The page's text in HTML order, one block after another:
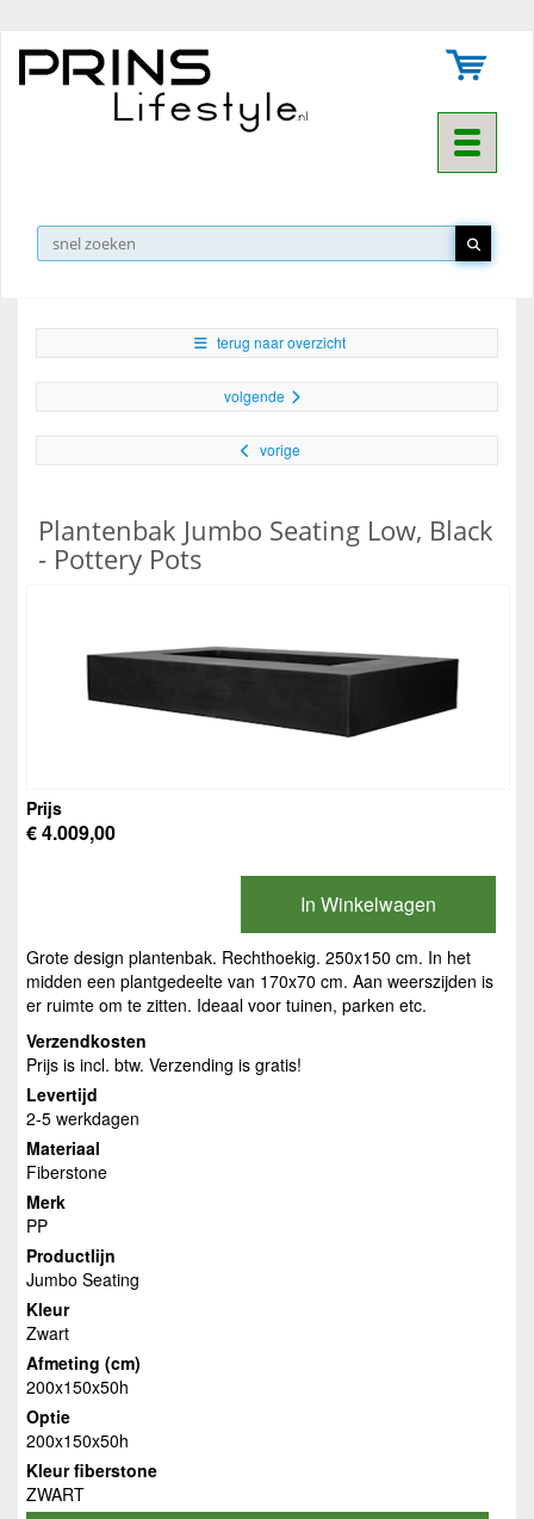
Toggle
▼
terug naar overzicht
volgende
vorige
Plantenbak Jumbo Seating Low, Black
- Pottery Pots
Prijs
€ 4.009,00
In Winkelwagen
Grote design plantenbak. Rechthoekig. 250x150 cm. In het
midden een plantgedeelte van 170x70 cm. Aan weerszijden is
er ruimte om te zitten. Ideaal voor tuinen, parken etc.
Verzendkosten
Prijs is incl. btw. Verzending is gratis!
Levertijd
2-5 werkdagen
Materiaal
Fiberstone
Merk
PP
Productlijn
Jumbo Seating
Kleur
Zwart
Afmeting (cm)
200x150x50h
Optie
200x150x50h
Kleur fiberstone
ZWART